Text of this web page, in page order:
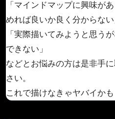
「マインドマップに興味が
めれば良いか良く分からない
「実際描いてみようと思う
できない」
などとお悩みの方は是非手
さい。
これで描けなきゃヤバイかも